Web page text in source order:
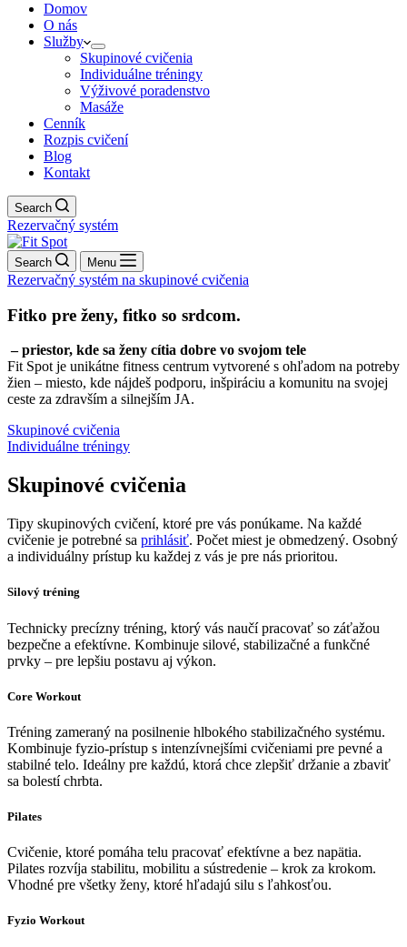
Domov
O nás
Služby
Skupinové cvičenia
Individuálne tréningy
Výživové poradenstvo
Masáže
Cenník
Rozpis cvičení
Blog
Kontakt
Search
Rezervačný systém
Search Menu
Rezervačný systém na skupinové cvičenia
Fitko pre ženy, fitko so srdcom.
– priestor, kde sa ženy cítia dobre vo svojom tele
Fit Spot je unikátne fitness centrum vytvorené s ohľadom na potreby
žien – miesto, kde nájdeš podporu, inšpiráciu a komunitu na svojej
ceste za zdravším a silnejším JA.
Skupinové cvičenia
Individuálne tréningy
Skupinové cvičenia
Tipy skupinových cvičení, ktoré pre vás ponúkame. Na každé
cvičenie je potrebné sa prihlásiť. Počet miest je obmedzený. Osobný
a individuálny prístup ku každej z vás je pre nás prioritou.
Silový tréning
Technicky precízny tréning, ktorý vás naučí pracovať so záťažou
bezpečne a efektívne. Kombinuje silové, stabilizačné a funkčné
prvky – pre lepšiu postavu aj výkon.
Core Workout
Tréning zameraný na posilnenie hlbokého stabilizačného systému.
Kombinuje fyzio-prístup s intenzívnejšími cvičeniami pre pevné a
stabilné telo. Ideálny pre každú, ktorá chce zlepšiť držanie a zbaviť
sa bolestí chrbta.
Pilates
Cvičenie, ktoré pomáha telu pracovať efektívne a bez napätia.
Pilates rozvíja stabilitu, mobilitu a sústredenie – krok za krokom.
Vhodné pre všetky ženy, ktoré hľadajú silu s ľahkosťou.
Fyzio Workout